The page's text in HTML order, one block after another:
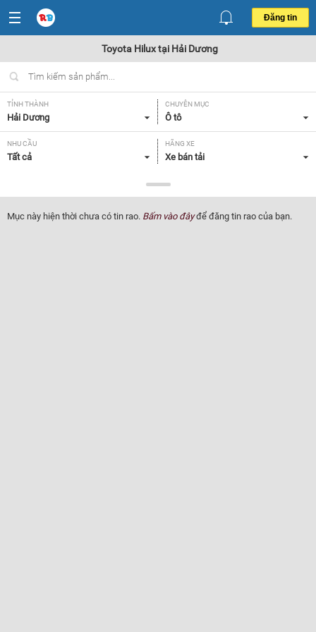
Đăng tin
Toyota Hilux tại Hải Dương
TỈNH THÀNH
Hải Dương
CHUYÊN MỤC
Ô tô
NHU CẦU
Tất cả
HÃNG XE
Xe bán tải
Toyota Hilux
NĂM SẢN XUẤT
Tất cả
GIÁ XE XUẤT XỨ
Mục này hiện thời chưa có tin rao. Bấm vào đâyđể đăng tin rao của bạn.